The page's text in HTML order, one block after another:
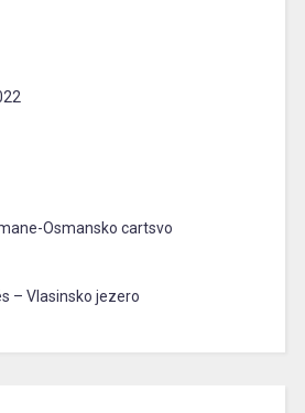
Osmansko cartsvo
– Vlasinsko jezero